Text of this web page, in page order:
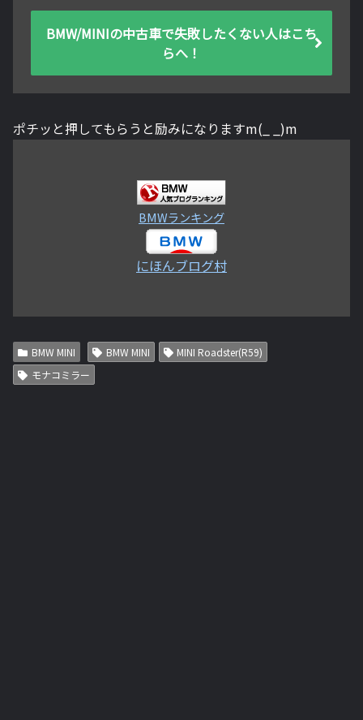
BMW/MINIの中古車で失敗したくない人はこち
らへ！
ポチッと押してもらうと励みになりますm(_ _)m
BMWランキング
にほんブログ村
BMW MINI BMW MINI
MINI Roadster(R59)
モナコミラー